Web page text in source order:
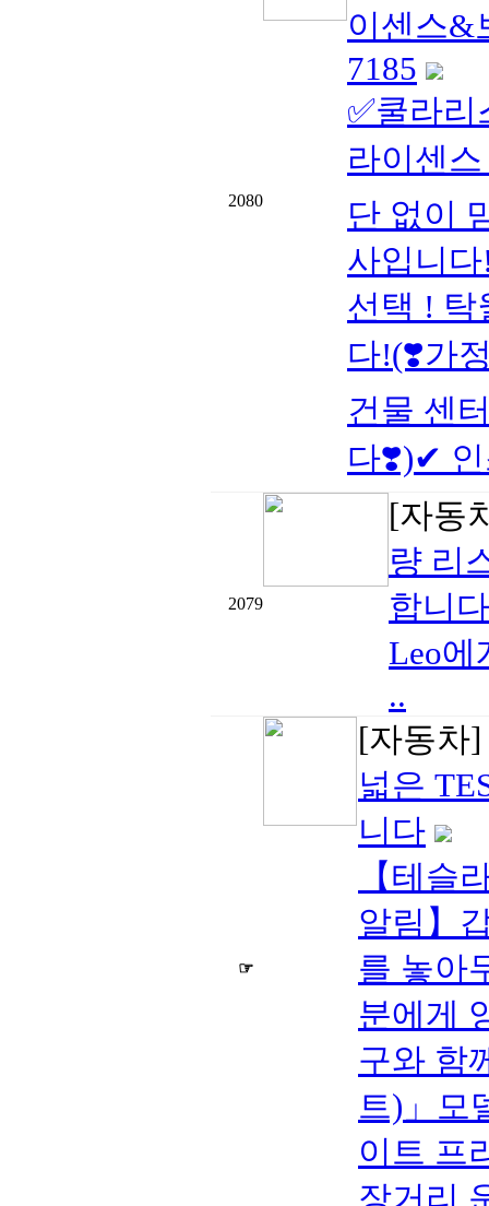
2080
이센스&
7185
✅쿨라리
라이센
단 없이
사입니
선택 ! 탁
다!(❣️가
건물 센
다❣️)✔ 인
2079
[자동
량 리
합니
Leo
..
☞
[자동차]
넓은
니다
【테슬
알림】
를 놓아
분에게
구와 함
트)」모
이트 프
장거리